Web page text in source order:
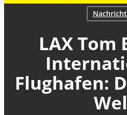
LAX Tom
Flughafen: